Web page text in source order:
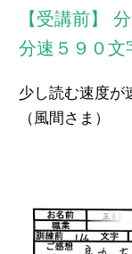
【受講前】
分速５９０
少し読む速度が
（風間さま）